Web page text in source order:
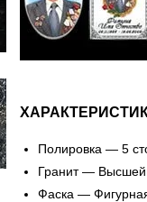
Полировка — 5
Гранит — Высшей
Фаска —